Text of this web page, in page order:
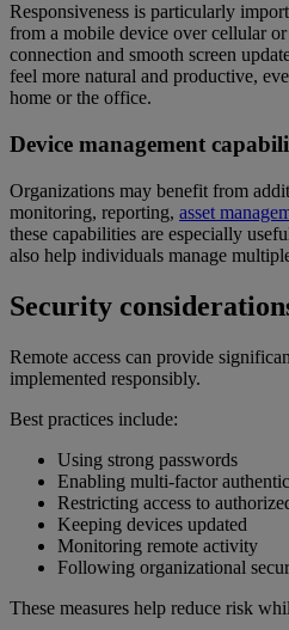
Responsiveness is particularly
from a mobile device over cellular
connection and smooth screen
feel more natural and productive,
home or the office.
Device management
Organizations may benefit from
monitoring, reporting, asset
these capabilities are especially
also help individuals manage
Security
Remote access can provide
implemented responsibly.
Best practices include:
Using strong passwords
Enabling multi-factor
Restricting access to
Keeping devices updated
Monitoring remote activity
Following organizational
These measures help reduce risk